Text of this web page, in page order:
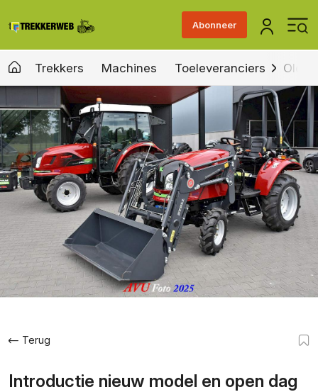
Abonneer
Trekkers Machines Toeleveranciers Old &
Terug
Introductie nieuw model en open dag